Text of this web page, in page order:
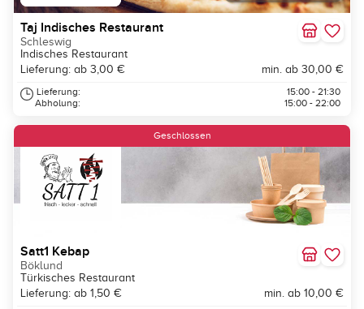
Taj Indisches Restaurant
Schleswig
Indisches Restaurant
Lieferung: ab 3,00 €
min. ab 30,00 €
Lieferung:
Abholung:
15:00 - 21:30
15:00 - 22:00
Geschlossen
Satt1 Kebap
Böklund
Türkisches Restaurant
Lieferung: ab 1,50 €
min. ab 10,00 €